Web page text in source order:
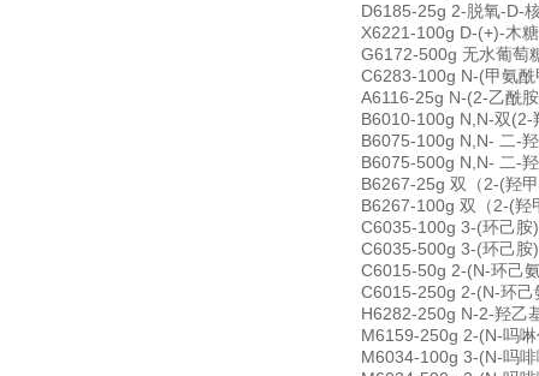
D6185-25g 2-脱氧-D-
X6221-100g D-(+)-木
G6172-500g 无水葡萄
C6283-100g N-(甲氨
A6116-25g N-(2-乙酰
B6010-100g N,N-双
B6075-100g N,N- 二-
B6075-500g N,N- 二-
B6267-25g 双（2-(羟
B6267-100g 双（2-(
C6035-100g 3-(环己
C6035-500g 3-(环己
C6015-50g 2-(N-环己
C6015-250g 2-(N-环
H6282-250g N-2-羟乙
M6159-250g 2-(N-吗
M6034-100g 3-(N-吗